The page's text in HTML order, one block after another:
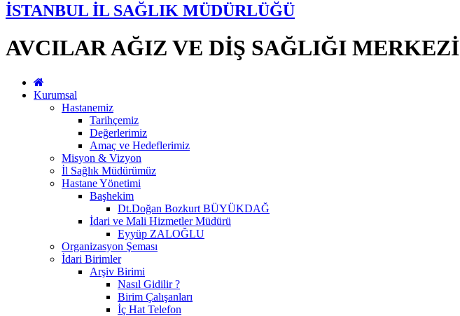
İSTANBUL İL SAĞLIK MÜDÜRLÜĞÜ
AVCILAR AĞIZ VE DİŞ SAĞLIĞI MERKEZİ
Kurumsal
Hastanemiz
Tarihçemiz
Değerlerimiz
Amaç ve Hedeflerimiz
Misyon & Vizyon
İl Sağlık Müdürümüz
Hastane Yönetimi
Başhekim
Dt.Doğan Bozkurt BÜYÜKDAĞ
İdari ve Mali Hizmetler Müdürü
Eyyüp ZALOĞLU
Organizasyon Şeması
İdari Birimler
Arşiv Birimi
Nasıl Gidilir ?
Birim Çalışanları
İç Hat Telefon